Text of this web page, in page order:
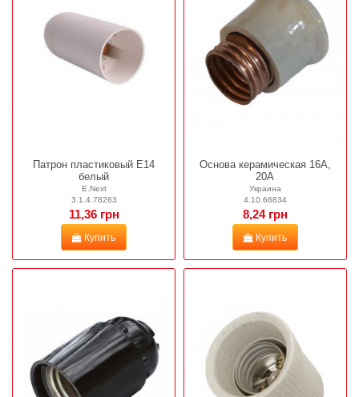
Патрон пластиковый Е14
белый
E.Next
3.1.4.78263
11,36 грн
Купить
Основа керамическая 16А,
20А
Украина
4.10.66834
8,24 грн
Купить